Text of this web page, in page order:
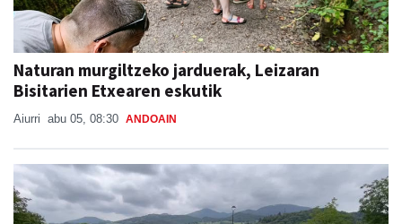
Naturan murgiltzeko jarduerak, Leizaran
Bisitarien Etxearen eskutik
Aiurri abu 05, 08:30 ANDOAIN